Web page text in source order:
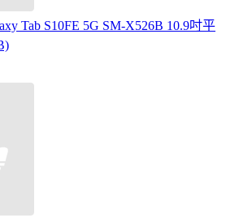
Tab S10FE 5G SM-X526B 10.9吋平